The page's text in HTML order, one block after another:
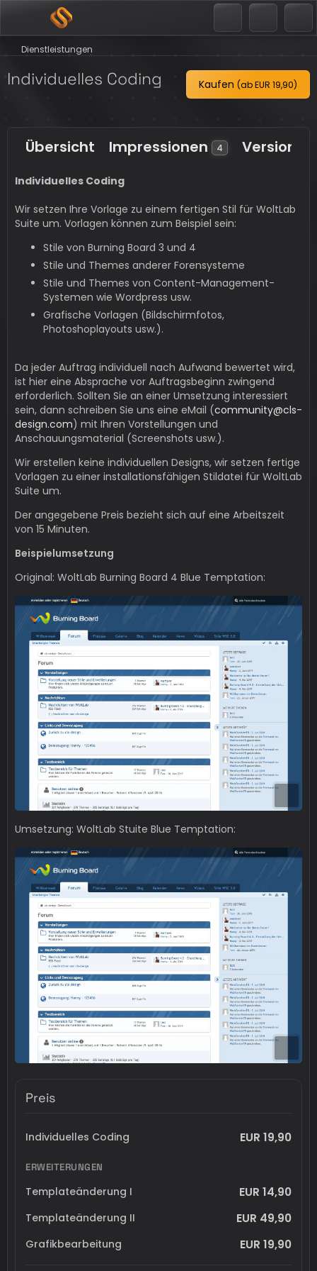
Dienstleistungen
Individuelles Coding Kaufen (abEUR 19,90)
Übersicht Impressionen 4
Individuelles Coding
Wir setzen Ihre Vorlage zu einem fertigen Stil für WoltLab
Suite um. Vorlagen können zum Beispiel sein:
Stile von Burning Board 3 und 4
Stile und Themes anderer Forensysteme
Stile und Themes von Content-Management-
Systemen wie Wordpress usw.
Grafische Vorlagen (Bildschirmfotos,
Photoshoplayouts usw.).
Da jeder Auftrag individuell nach Aufwand bewertet wird,
ist hier eine Absprache vor Auftragsbeginn zwingend
erforderlich. Sollten Sie an einer Umsetzung interessiert
sein, dann schreiben Sie uns eine eMail (community@cls-
design.com) mit Ihren Vorstellungen und
Anschauungsmaterial (Screenshots usw.).
Wir erstellen keine individuellen Designs, wir setzen fertige
Vorlagen zu einer installationsfähigen Stildatei für WoltLab
Suite um.
Der angegebene Preis bezieht sich auf eine Arbeitszeit
von 15 Minuten.
Beispielumsetzung
Original: WoltLab Burning Board 4 Blue Temptation:
Umsetzung: WoltLab Stuite Blue Temptation:
Preis
Individuelles Coding EUR 19,90
ERWEITERUNGEN
Templateänderung I EUR 14,90
Templateänderung II EUR 49,90
Grafikbearbeitung EUR 19,90